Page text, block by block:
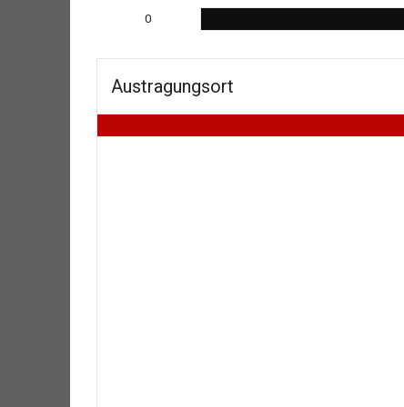
0
Austragungsort